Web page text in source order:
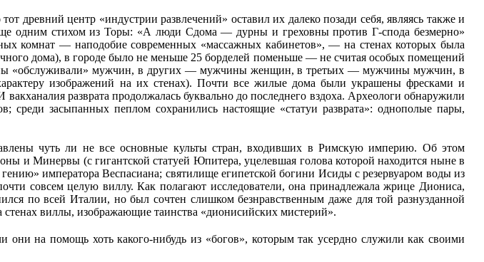
центр «индустрии развлечений» оставил их далеко позади себя, являясь также и
одним стихом из Торы: «А люди Сдома — дурны и греховны против Г-спода безмерно»
комнат — наподобие современных «массажных кабинетов», — на стенах которых была
дома), в городе было не меньше 25 борделей поменьше — не считая особых помещений
«обслуживали» мужчин, в других — мужчины женщин, в третьих — мужчины мужчин, в
изображений на их стенах). Почти все жилые дома были украшены фресками и
разврата продолжалась буквально до последнего вздоха. Археологи обнаружили
среди засыпанных пеплом сохранились настоящие «статуи разврата»: однополые пары,
чуть ли не все основные культы стран, входивших в Римскую империю. Об этом
и Минервы (с гигантской статуей Юпитера, уцелевшая голова которой находится ныне в
императора Веспасиана; святилище египетской богини Исиды с резервуаром воды из
совсем целую виллу. Как полагают исследователи, она принадлежала жрице Диониса,
по всей Италии, но был сочтен слишком безнравственным даже для той разнузданной
виллы, изображающие таинства «дионисийских мистерий».
на помощь хоть какого-нибудь из «богов», которым так усердно служили как своими